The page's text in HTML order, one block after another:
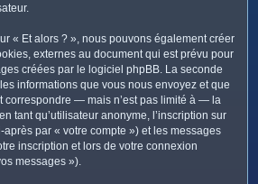
« Et alors ? », nous pouvons également créer
externes au document qui est prévu pour
créées par le logiciel phpBB. La seconde
informations que vous nous envoyez et que
correspondre — mais n’est pas limité à — la
tant qu’utilisateur anonyme, l’inscription sur
par « votre compte ») et les messages
inscription et lors de votre connexion
messages »).